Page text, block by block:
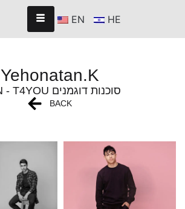
EN HE
Yehonatan.K
MEN - T4YOU סוכנות דוגמנים
BACK